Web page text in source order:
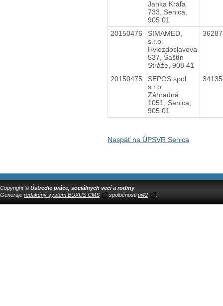
Janka Kráľa
733, Senica,
905 01
20150476
SIMAMED,
s.r.o.
Hviezdoslavova
537, Šaštín
Stráže, 908 41
20150475
SEPOS spol.
s.r.o.
Záhradná
1051, Senica,
905 01
Naspäť na ÚPSVR Senica
Copyright © Ústredie práce, sociálnych vecí a rodiny
Generuje redakčný systém BUXUS CMS spoločnostiui42